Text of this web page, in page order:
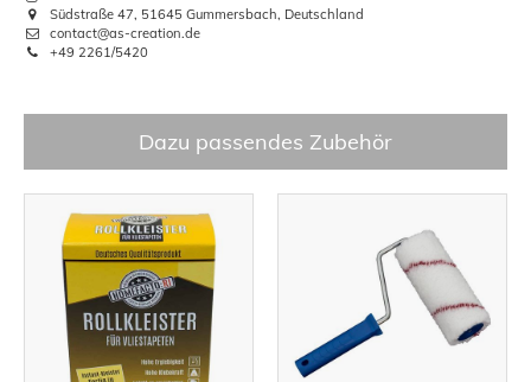
Südstraße 47, 51645 Gummersbach, Deutschland
contact@as-creation.de
+49 2261/5420
Dazu passendes Zubehör